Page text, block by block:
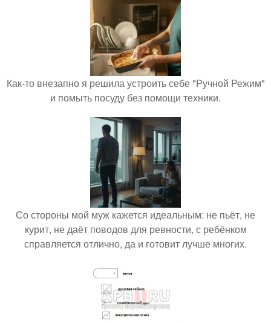
Как-то внезапно я решила устроить себе "Ручной Режим"
и помыть посуду без помощи техники.
Со стороны мой муж кажется идеальным: не пьёт, не
курит, не даёт поводов для ревности, с ребёнком
справляется отлично, да и готовит лучше многих.